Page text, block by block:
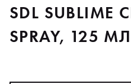
SDL SUBLIME
SPRAY, 125 МЛ